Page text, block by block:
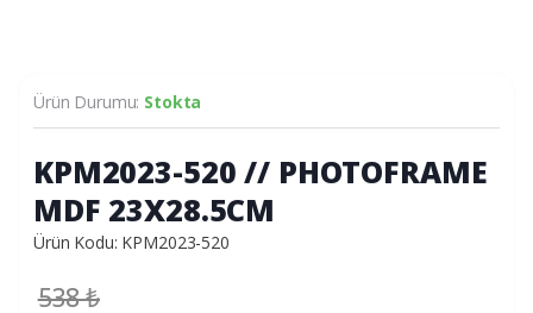
Ürün Durumu: Stokta
KPM2023-520 // PHOTOFRAME
MDF 23X28.5CM
Ürün Kodu: KPM2023-520
538₺